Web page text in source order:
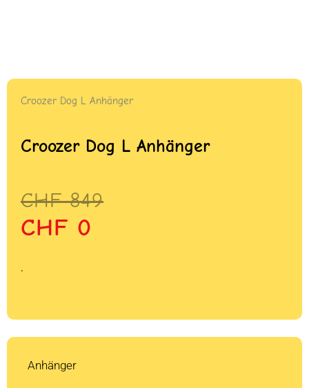
Croozer Dog L Anhänger
Croozer Dog L Anhänger
CHF849
Ursprünglicher
Preis
war:
CHF 849
CHF 0
Aktueller
Preis
ist:
CHF 0.
.
Anhänger